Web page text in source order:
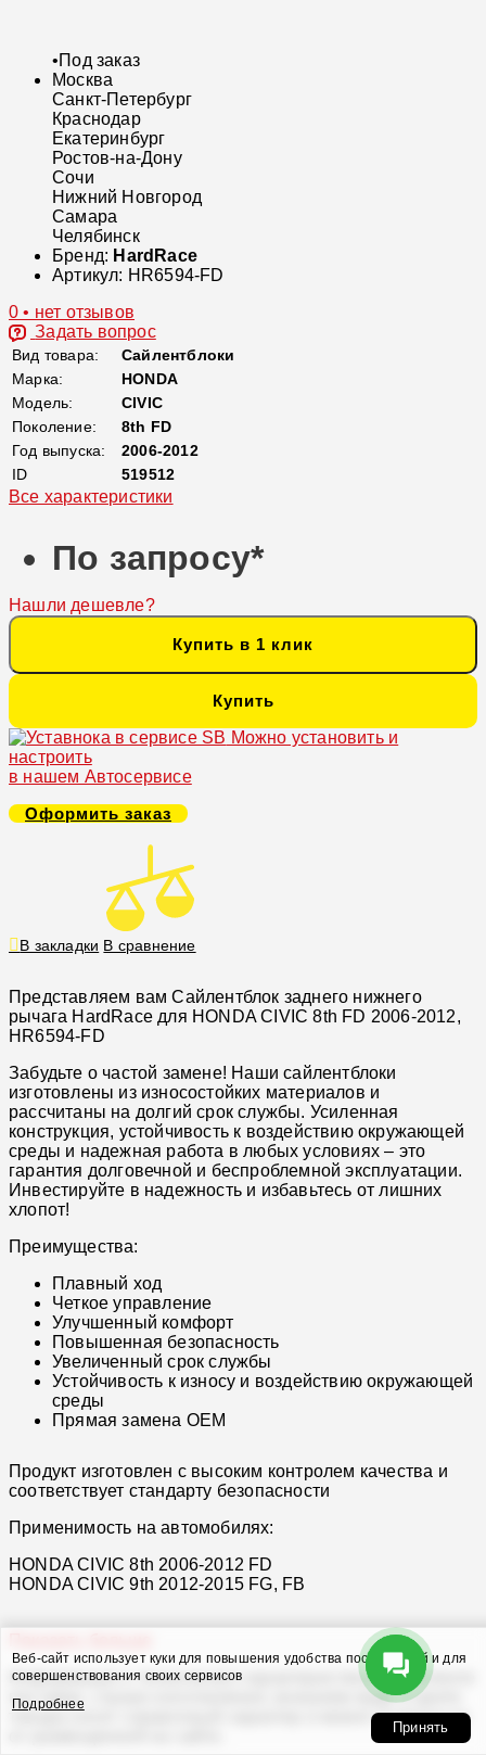
•Под заказ
Москва
Санкт-Петербург
Краснодар
Екатеринбург
Ростов-на-Дону
Сочи
Нижний Новгород
Самара
Челябинск
Бренд: HardRace
Артикул: HR6594-FD
0 • нет отзывов
Задать вопрос
Вид товара:
Сайлентблоки
Марка:
HONDA
Модель:
CIVIC
Поколение:
8th FD
Год выпуска:
2006-2012
ID
519512
Все характеристики
По запросу*
Нашли дешевле?
Купить в 1 клик
Купить
Можно установить и
настроить
в нашем Автосервисе
Оформить заказ
В закладки В сравнение
Представляем вам Сайлентблок заднего нижнего
рычага HardRace для HONDA CIVIC 8th FD 2006-2012,
HR6594-FD
Забудьте о частой замене! Наши сайлентблоки
изготовлены из износостойких материалов и
рассчитаны на долгий срок службы. Усиленная
конструкция, устойчивость к воздействию окружающей
среды и надежная работа в любых условиях – это
гарантия долговечной и беспроблемной эксплуатации.
Инвестируйте в надежность и избавьтесь от лишних
хлопот!
Преимущества:
Плавный ход
Четкое управление
Улучшенный комфорт
Повышенная безопасность
Увеличенный срок службы
Устойчивость к износу и воздействию окружающей
среды
Прямая замена OEM
Продукт изготовлен с высоким контролем качества и
соответствует стандарту безопасности
Применимость на автомобилях:
HONDA CIVIC 8th 2006-2012 FD
HONDA CIVIC 9th 2012-2015 FG, FB
Информация о технических характеристиках, комплекте
поставки, стране изготовления, внешнем виде и цвете
товара носит справочный характер и может отличаться
Веб-сайт использует куки для повышения удобства посетителей и для
совершенствования своих сервисов
Подробнее
Принять